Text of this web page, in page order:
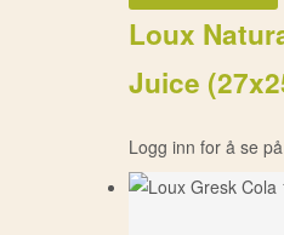
Loux
Juice
Logg inn for å se